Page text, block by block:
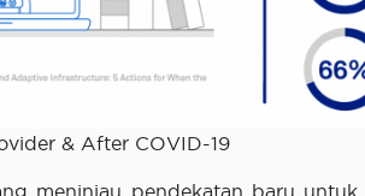
& After COVID-19
meninjau pendekatan baru